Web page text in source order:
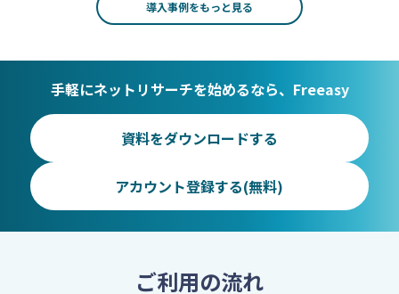
導入事例をもっと見る
手軽にネットリサーチを始めるなら、Freeasy
資料をダウンロードする
アカウント登録する(無料)
ご利用の流れ